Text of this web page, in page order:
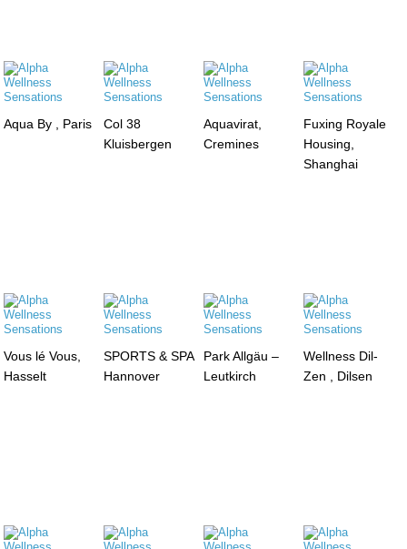
Aqua By , Paris
Col 38
Kluisbergen
Aquavirat,
Cremines
Fuxing Royale
Housing,
Shanghai
Vous lé Vous,
Hasselt
SPORTS & SPA
Hannover
Park Allgäu –
Leutkirch
Wellness Dil-
Zen , Dilsen